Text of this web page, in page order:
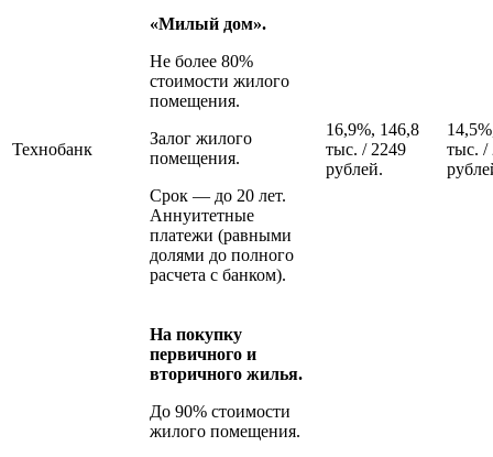
Технобанк
«Милый дом».
Не более 80%
стоимости жилого
помещения.
Залог жилого
помещения.
Срок — до 20 лет.
Аннуитетные
платежи (равными
долями до полного
расчета с банком).
16,9%, 146,8
тыс. / 2249
рублей.
тыс. /
На покупку
первичного и
вторичного жилья.
До 90% стоимости
жилого помещения.